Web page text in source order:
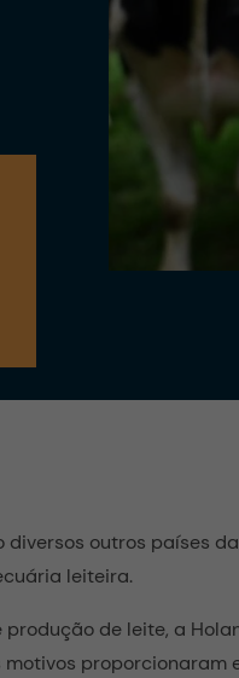
outros países
leiteira.
produção de leite, a
motivos proporcionaram